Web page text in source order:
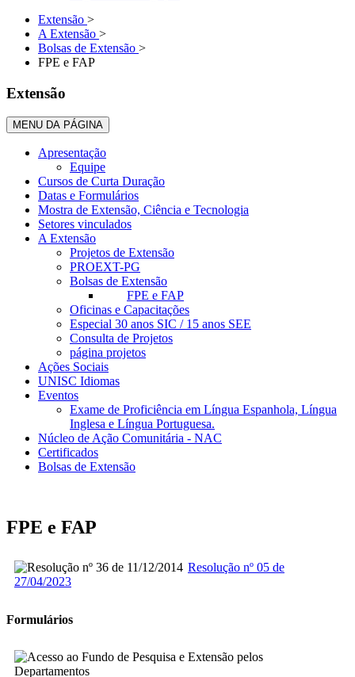
Extensão >
A Extensão >
Bolsas de Extensão >
FPE e FAP
Extensão
MENU DA PÁGINA
Apresentação
Equipe
Cursos de Curta Duração
Datas e Formulários
Mostra de Extensão, Ciência e Tecnologia
Setores vinculados
A Extensão
Projetos de Extensão
PROEXT-PG
Bolsas de Extensão
FPE e FAP
Oficinas e Capacitações
Especial 30 anos SIC / 15 anos SEE
Consulta de Projetos
página projetos
Ações Sociais
UNISC Idiomas
Eventos
Exame de Proficiência em Língua Espanhola, Língua
Inglesa e Língua Portuguesa.
Núcleo de Ação Comunitária - NAC
Certificados
Bolsas de Extensão
FPE e FAP
Resolução nº 05 de
27/04/2023
Formulários